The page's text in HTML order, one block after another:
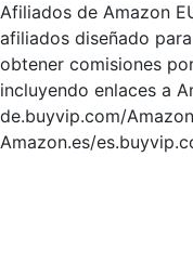
Afiliados de Amazon
afiliados diseñado
obtener comisiones
incluyendo enlaces a
de.buyvip.com/
Amazon.es/